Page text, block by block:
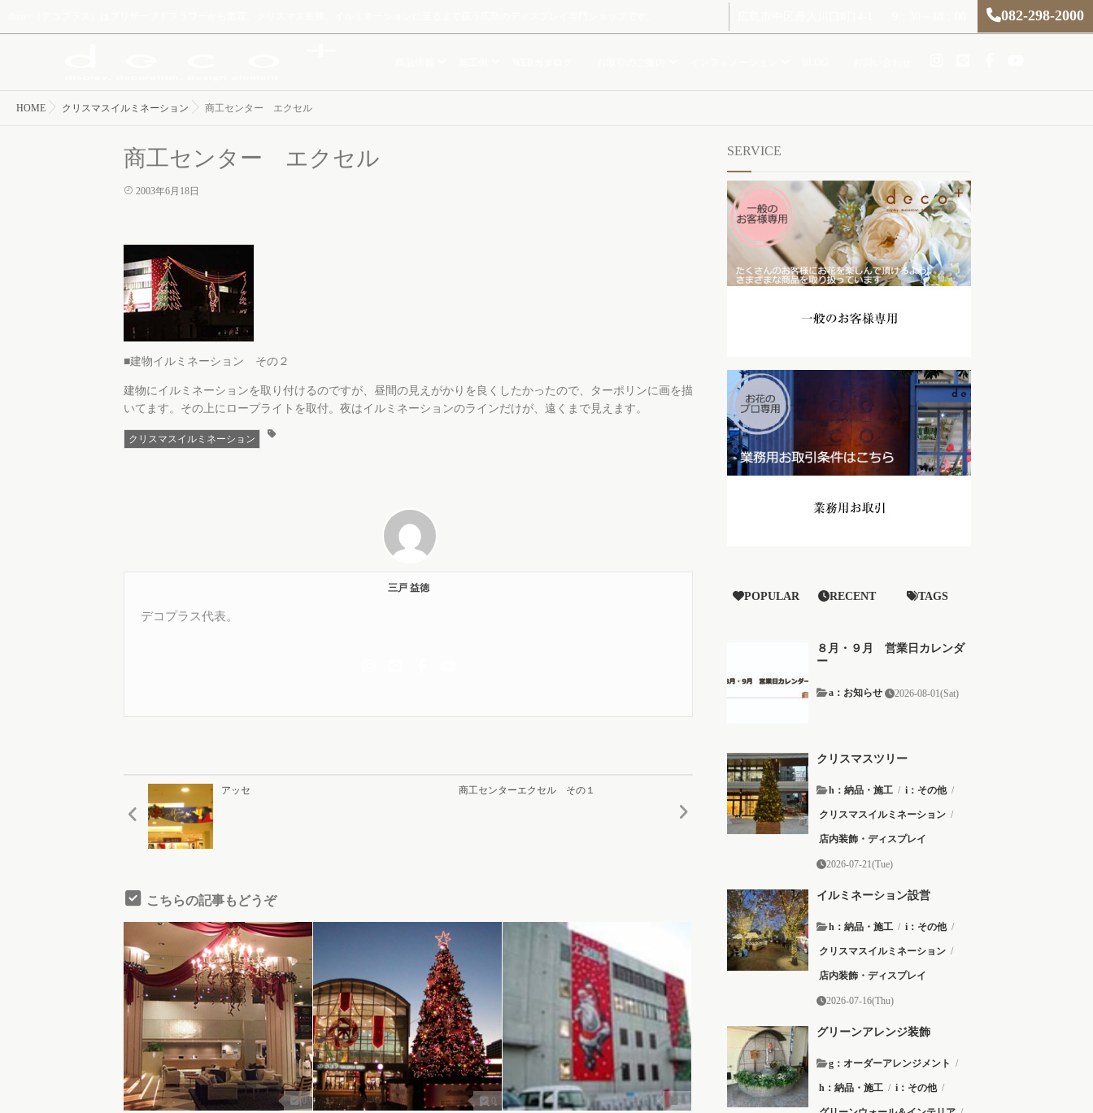
082-298-2000
HOME クリスマスイルミネーション 商工センター エクセル
商工センター エクセル
2003年6月18日
■建物イルミネーション その２
建物にイルミネーションを取り付けるのですが、昼間の見えがかりを良くしたかったので、ターポリンに画を描
いてます。その上にロープライトを取付。夜はイルミネーションのラインだけが、遠くまで見えます。
クリスマスイルミネーション
三戸 益徳
デコプラス代表。
アッセ 商工センターエクセル その１
こちらの記事もどうぞ
0 0 0
SERVICE
POPULAR RECENT TAGS
８月・９月 営業日カレンダ
ー
a：お知らせ 2026-08-01(Sat)
クリスマスツリー
h：納品・施工 / i：その他 /
クリスマスイルミネーション /
店内装飾・ディスプレイ
2026-07-21(Tue)
イルミネーション設営
h：納品・施工 / i：その他 /
クリスマスイルミネーション /
店内装飾・ディスプレイ
2026-07-16(Thu)
グリーンアレンジ装飾
g：オーダーアレンジメント /
h：納品・施工 / i：その他 /